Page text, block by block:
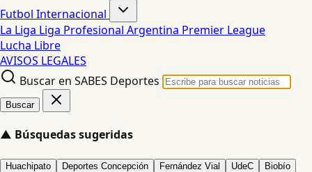
Futbol Internacional
La Liga Liga Profesional Argentina Premier League
Lucha Libre
AVISOS LEGALES
Buscar en SABES Deportes
Buscar
▲ Búsquedas sugeridas
Huachipato Deportes Concepción Fernández Vial UdeC Biobío